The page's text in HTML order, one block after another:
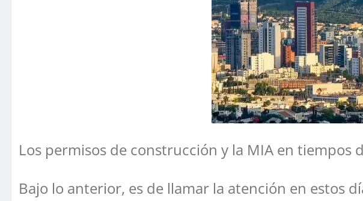
Los permisos de construcción y la MIA en tiempos
Bajo lo anterior, es de llamar la atención en estos